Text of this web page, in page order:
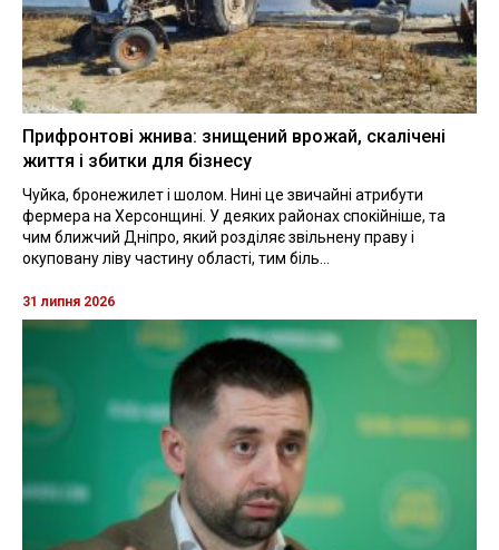
Прифронтові жнива: знищений врожай, скалічені
життя і збитки для бізнесу
Чуйка, бронежилет і шолом. Нині це звичайні атрибути
фермера на Херсонщині. У деяких районах спокійніше, та
чим ближчий Дніпро, який розділяє звільнену праву і
окуповану ліву частину області, тим біль...
31 липня 2026